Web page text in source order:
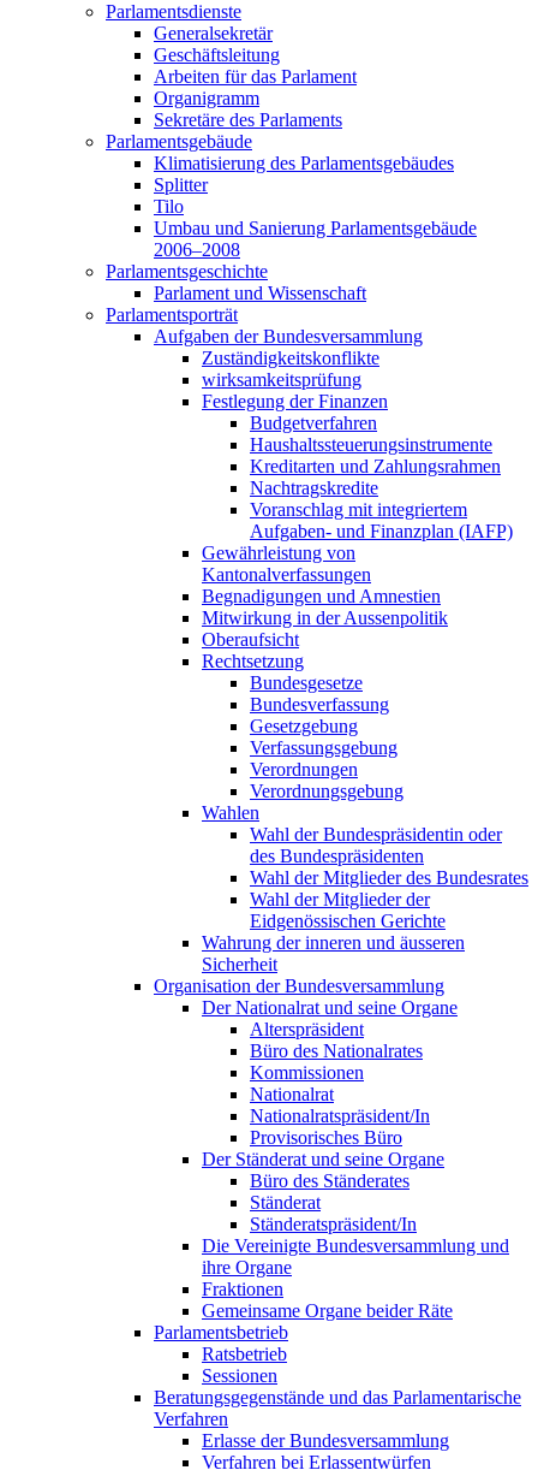
Parlamentsdienste
Generalsekretär
Geschäftsleitung
Arbeiten für das Parlament
Organigramm
Sekretäre des Parlaments
Parlamentsgebäude
Klimatisierung des Parlamentsgebäudes
Splitter
Tilo
Umbau und Sanierung Parlamentsgebäude
2006–2008
Parlamentsgeschichte
Parlament und Wissenschaft
Parlamentsporträt
Aufgaben der Bundesversammlung
Zuständigkeitskonflikte
wirksamkeitsprüfung
Festlegung der Finanzen
Budgetverfahren
Haushaltssteuerungsinstrumente
Kreditarten und Zahlungsrahmen
Nachtragskredite
Voranschlag mit integriertem
Aufgaben- und Finanzplan (IAFP)
Gewährleistung von
Kantonalverfassungen
Begnadigungen und Amnestien
Mitwirkung in der Aussenpolitik
Oberaufsicht
Rechtsetzung
Bundesgesetze
Bundesverfassung
Gesetzgebung
Verfassungsgebung
Verordnungen
Verordnungsgebung
Wahlen
Wahl der Bundespräsidentin oder
des Bundespräsidenten
Wahl der Mitglieder des Bundesrates
Wahl der Mitglieder der
Eidgenössischen Gerichte
Wahrung der inneren und äusseren
Sicherheit
Organisation der Bundesversammlung
Der Nationalrat und seine Organe
Alterspräsident
Büro des Nationalrates
Kommissionen
Nationalrat
Nationalratspräsident/In
Provisorisches Büro
Der Ständerat und seine Organe
Büro des Ständerates
Ständerat
Ständeratspräsident/In
Die Vereinigte Bundesversammlung und
ihre Organe
Fraktionen
Gemeinsame Organe beider Räte
Parlamentsbetrieb
Ratsbetrieb
Sessionen
Beratungsgegenstände und das Parlamentarische
Verfahren
Erlasse der Bundesversammlung
Verfahren bei Erlassentwürfen